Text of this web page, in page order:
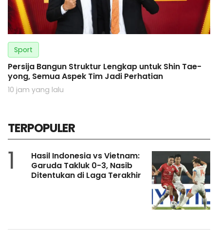
Sport
Persija Bangun Struktur Lengkap untuk Shin Tae-
yong, Semua Aspek Tim Jadi Perhatian
10 jam yang lalu
TERPOPULER
1
Hasil Indonesia vs Vietnam:
Garuda Takluk 0-3, Nasib
Ditentukan di Laga Terakhir